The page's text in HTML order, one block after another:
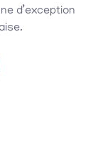
d’exception